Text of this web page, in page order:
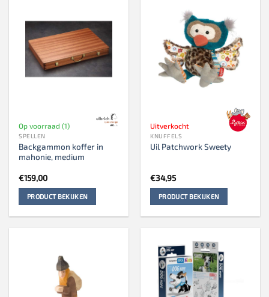
Op voorraad (1)
SPELLEN
Backgammon koffer in
mahonie, medium
€159,00
PRODUCT BEKIJKEN
Uitverkocht
KNUFFELS
Uil Patchwork Sweety
€34,95
PRODUCT BEKIJKEN